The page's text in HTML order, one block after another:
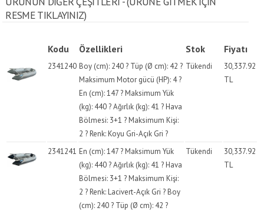
RESME TIKLAYINIZ)
Kodu Özellikleri Stok Fiyatı
2341240 Boy (cm): 240 ? Tüp (Ø cm): 42 ?
Maksimum Motor gücü (HP): 4 ?
En (cm): 147 ? Maksimum Yük
(kg): 440 ? Ağırlık (kg): 41 ? Hava
Bölmesi: 3+1 ? Maksimum Kişi:
2 ? Renk: Koyu Gri-Açık Gri ?
Tükendi
30,337.92
TL
2341241 En (cm): 147 ? Maksimum Yük
(kg): 440 ? Ağırlık (kg): 41 ? Hava
Bölmesi: 3+1 ? Maksimum Kişi:
2 ? Renk: Lacivert-Açık Gri ? Boy
(cm): 240 ? Tüp (Ø cm): 42 ?
Tükendi
30,337.92
TL